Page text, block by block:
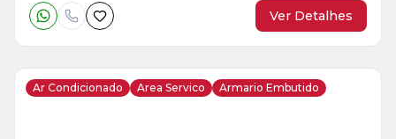
Ver Detalhes
Ar Condicionado Area Servico Armario Embutido